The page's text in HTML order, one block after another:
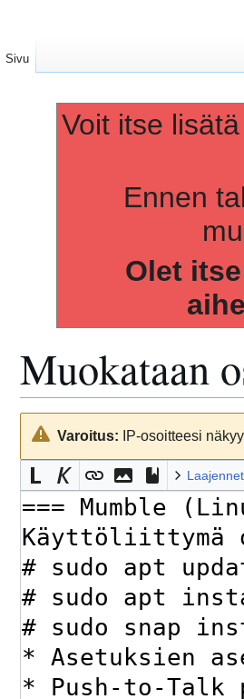
Voit itse
Ennen
Olet
Muokataan
Siirry
navigaatioon
Siirry
hakuunVaroitus: IP-osoitteesi
Sivu